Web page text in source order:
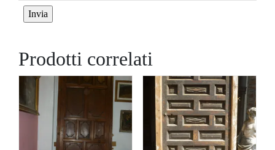
Prodotti correlati